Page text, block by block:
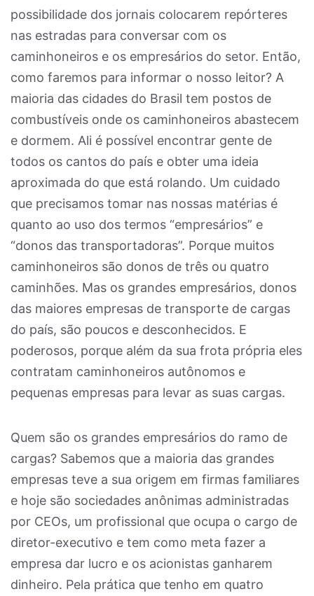
possibilidade dos jornais colocarem repórteres
nas estradas para conversar com os
caminhoneiros e os empresários do setor. Então,
como faremos para informar o nosso leitor? A
maioria das cidades do Brasil tem postos de
combustíveis onde os caminhoneiros abastecem
e dormem. Ali é possível encontrar gente de
todos os cantos do país e obter uma ideia
aproximada do que está rolando. Um cuidado
que precisamos tomar nas nossas matérias é
quanto ao uso dos termos “empresários” e
“donos das transportadoras”. Porque muitos
caminhoneiros são donos de três ou quatro
caminhões. Mas os grandes empresários, donos
das maiores empresas de transporte de cargas
do país, são poucos e desconhecidos. E
poderosos, porque além da sua frota própria eles
contratam caminhoneiros autônomos e
pequenas empresas para levar as suas cargas.
Quem são os grandes empresários do ramo de
cargas? Sabemos que a maioria das grandes
empresas teve a sua origem em firmas familiares
e hoje são sociedades anônimas administradas
por CEOs, um profissional que ocupa o cargo de
diretor-executivo e tem como meta fazer a
empresa dar lucro e os acionistas ganharem
dinheiro. Pela prática que tenho em quatro